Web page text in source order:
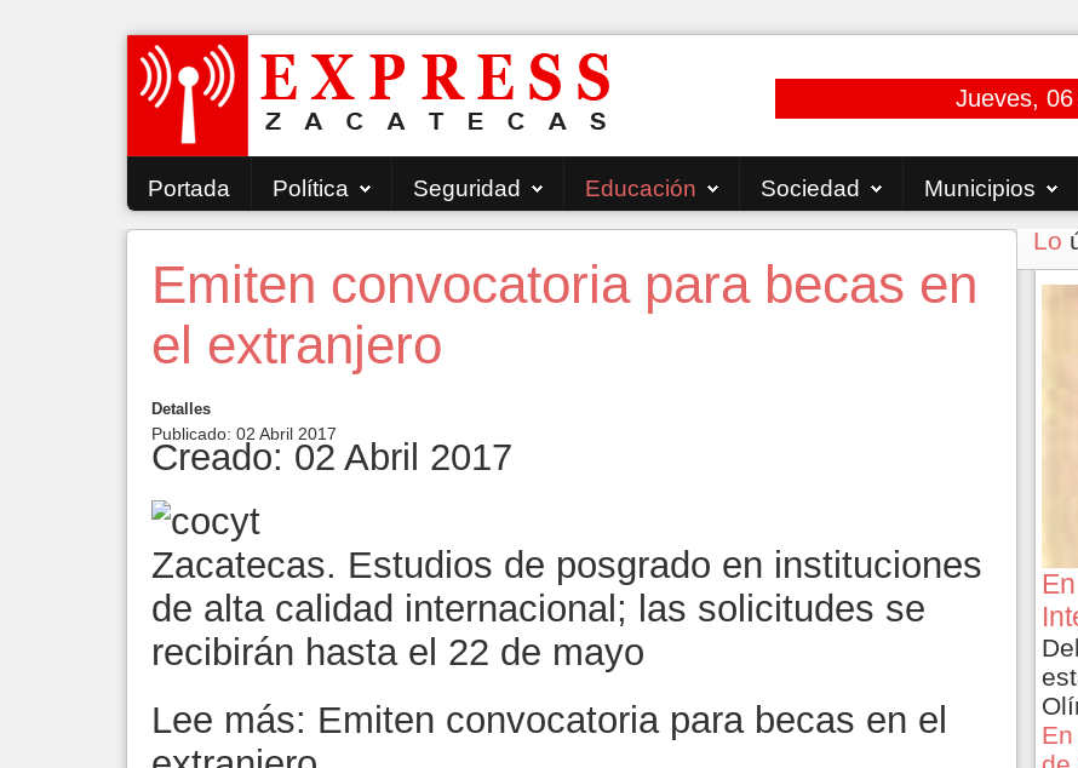
Jueves,
Portada Política Seguridad Educación Sociedad Municipios
Emiten convocatoria para becas en
el extranjero
Detalles
Publicado: 02 Abril 2017
Creado: 02 Abril 2017
Zacatecas. Estudios de posgrado en instituciones
de alta calidad internacional; las solicitudes se
recibirán hasta el 22 de mayo
Lee más: Emiten convocatoria para becas en el
Lo